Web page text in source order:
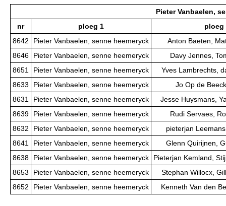
Pieter Vanbaelen,
nr
ploeg 1
ploeg
8642
Pieter Vanbaelen, senne heemeryck
Anton Baeten,
8646
Pieter Vanbaelen, senne heemeryck
Davy Jennes,
8651
Pieter Vanbaelen, senne heemeryck
Yves Lambrechts,
8633
Pieter Vanbaelen, senne heemeryck
Jo Op de
8631
Pieter Vanbaelen, senne heemeryck
Jesse Huysmans,
8639
Pieter Vanbaelen, senne heemeryck
Rudi Servaes,
8632
Pieter Vanbaelen, senne heemeryck
pieterjan
8641
Pieter Vanbaelen, senne heemeryck
Glenn Quirijnen,
8638
Pieter Vanbaelen, senne heemeryck
Pieterjan Kemland,
8653
Pieter Vanbaelen, senne heemeryck
Stephan Willocx,
8652
Pieter Vanbaelen, senne heemeryck Kenneth Van den